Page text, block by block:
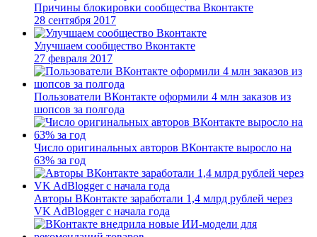
Причины блокировки сообщества Вконтакте
28 сентября 2017
Улучшаем сообщество Вконтакте
27 февраля 2017
Пользователи ВКонтакте оформили 4 млн заказов из
шопсов за полгода
Число оригинальных авторов ВКонтакте выросло на
63% за год
Авторы ВКонтакте заработали 1,4 млрд рублей через
VK AdBlogger с начала года